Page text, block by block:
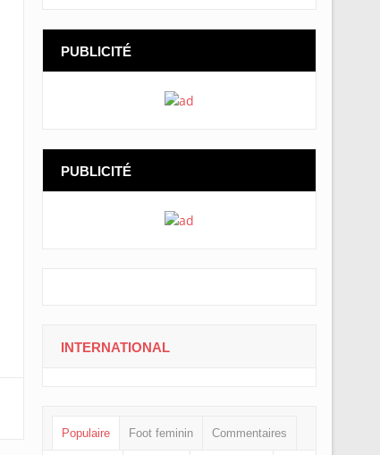
PUBLICITÉ
PUBLICITÉ
INTERNATIONAL
Populaire Foot feminin Commentaires